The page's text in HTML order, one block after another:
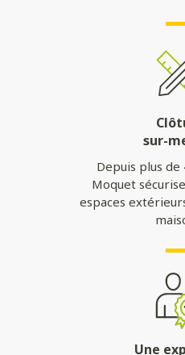
sur-
Depuis plus de
Moquet
espaces
Une